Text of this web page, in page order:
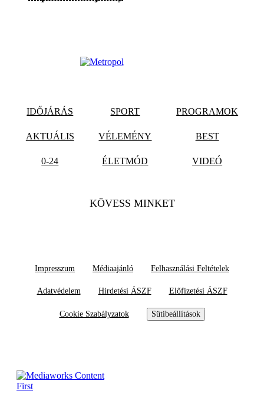
IDŐJÁRÁS SPORT PROGRAMOK
AKTUÁLIS VÉLEMÉNY BEST
0-24 ÉLETMÓD VIDEÓ
KÖVESS MINKET
Impresszum Médiaajánló Felhasználási Feltételek
Adatvédelem Hirdetési ÁSZF Előfizetési ÁSZF
Cookie Szabályzatok Sütibeállítások